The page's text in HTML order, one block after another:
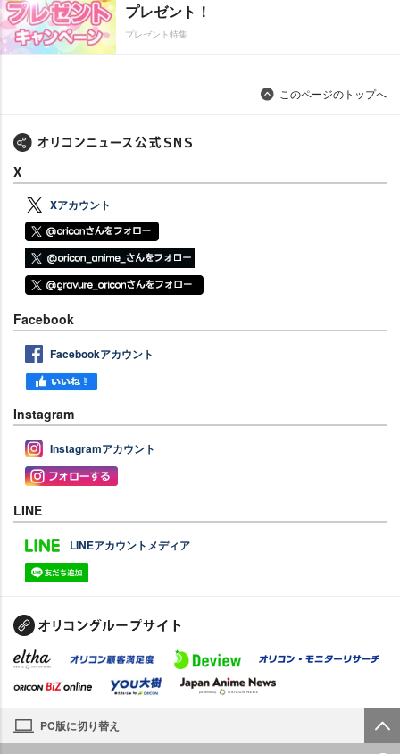
プレゼント！
プレゼント特集
このページのトップへ
X
Xアカウント
Facebook
Facebookアカウント
Instagram
Instagramアカウント
LINE
LINEアカウントメディア
PC版に切り替え